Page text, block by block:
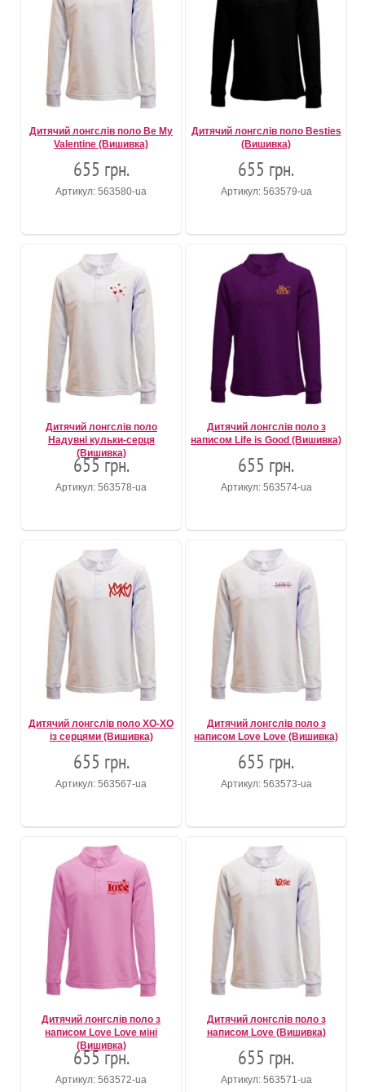
Дитячий лонгслів поло Be My
Valentine (Вишивка)
655 грн.
Артикул: 563580-ua
Дитячий лонгслів поло Besties
(Вишивка)
655 грн.
Артикул: 563579-ua
Дитячий лонгслів поло
Надувні кульки-серця
(Вишивка)
655 грн.
Артикул: 563578-ua
Дитячий лонгслів поло з
написом Life is Good (Вишивка)
655 грн.
Артикул: 563574-ua
Дитячий лонгслів поло XO-XO
із серцями (Вишивка)
655 грн.
Артикул: 563567-ua
Дитячий лонгслів поло з
написом Love Love (Вишивка)
655 грн.
Артикул: 563573-ua
Дитячий лонгслів поло з
написом Love Love міні
(Вишивка)
655 грн.
Артикул: 563572-ua
Дитячий лонгслів поло з
написом Love (Вишивка)
655 грн.
Артикул: 563571-ua